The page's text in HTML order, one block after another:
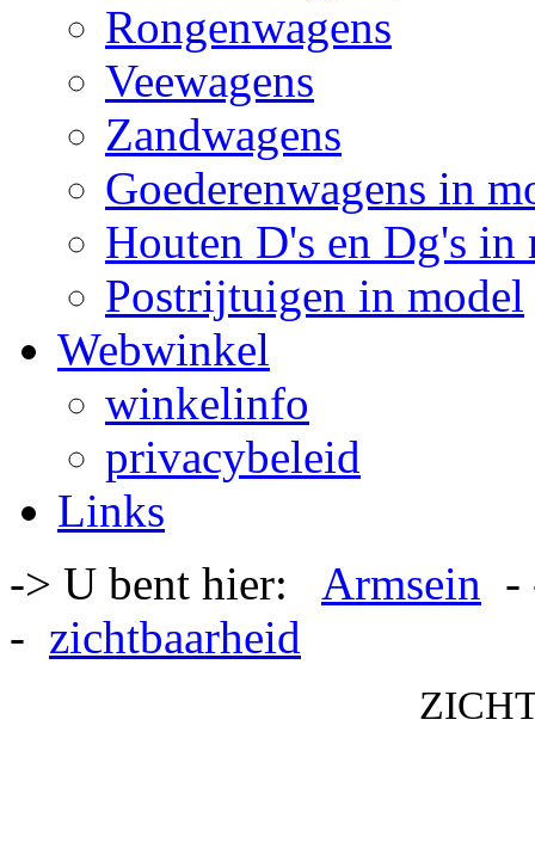
Rongenwagens
Veewagens
Zandwagens
Goederenwagens in
Houten D's en Dg's in
Postrijtuigen in model
Webwinkel
winkelinfo
privacybeleid
Links
-> U bent hier: Armsein
- zichtbaarheid